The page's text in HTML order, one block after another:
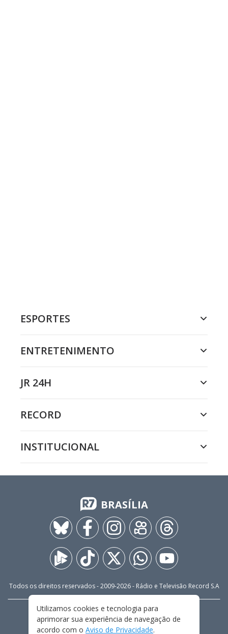
ESPORTES
ENTRETENIMENTO
JR 24H
RECORD
INSTITUCIONAL
BRASÍLIA
Todos os direitos reservados - 2009-2026- Rádio e Televisão Record S.A
FALE CONOSCO
PRIVACIDADE
TERMOS E CONDIÇÕES DE USO
Utilizamos cookies e tecnologia para
aprimorar sua experiência de navegação de
acordo com o Aviso de Privacidade.